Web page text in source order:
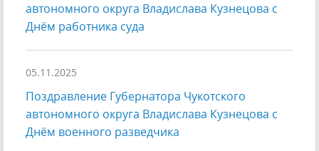
автономного округа Владислава Кузнецова с
Днём работника суда
05.11.2025
Поздравление Губернатора Чукотского
автономного округа Владислава Кузнецова с
Днём военного разведчика